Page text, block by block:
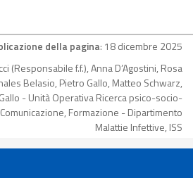
della pagina: 18 dicembre 2025
(Responsabile f.f.), Anna D’Agostini, Rosa
Belasio, Pietro Gallo, Matteo Schwarz,
- Unità Operativa Ricerca psico-socio-
Formazione - Dipartimento
Malattie Infettive, ISS